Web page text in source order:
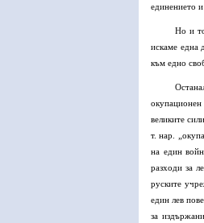
единението
Но и
искаме една
към едно
великите
т. нар.
на един
разходи за
руските
един лев
за